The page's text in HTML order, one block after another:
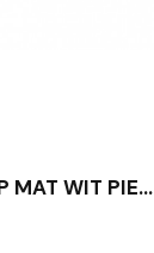
MEUBELKNOP MAT WIT PIET BOON PB9